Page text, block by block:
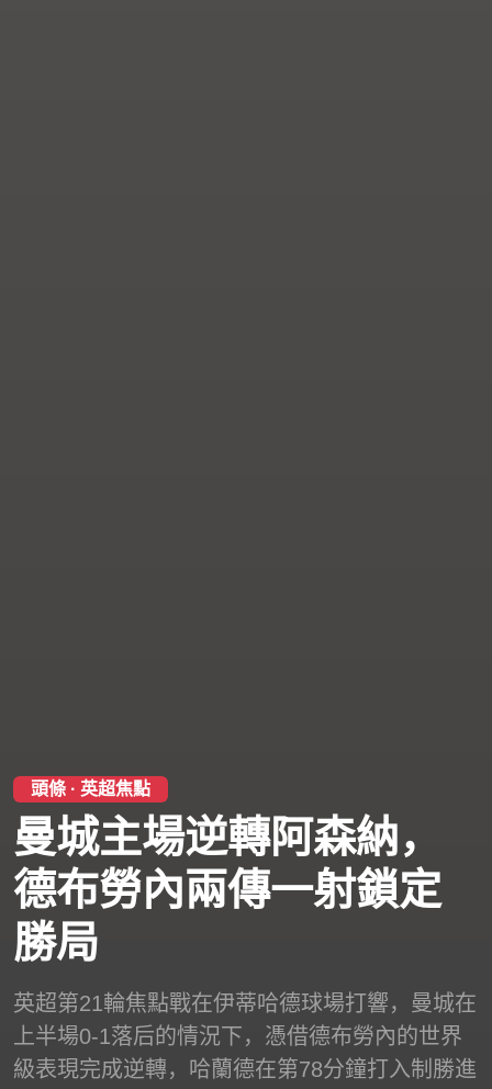
頭條 · 英超焦點
曼城主場逆轉阿森納，
德布勞內兩傳一射鎖定
勝局
英超第21輪焦點戰在伊蒂哈德球場打響，曼城在
上半場0-1落后的情況下，憑借德布勞內的世界
級表現完成逆轉，哈蘭德在第78分鐘打入制勝進